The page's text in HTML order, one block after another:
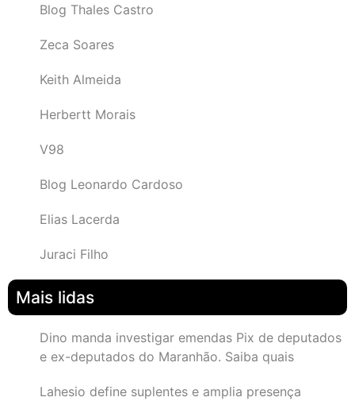
Blog Thales Castro
Zeca Soares
Keith Almeida
Herbertt Morais
V98
Blog Leonardo Cardoso
Elias Lacerda
Juraci Filho
Mais lidas
Dino manda investigar emendas Pix de deputados
e ex-deputados do Maranhão. Saiba quais
Lahesio define suplentes e amplia presença